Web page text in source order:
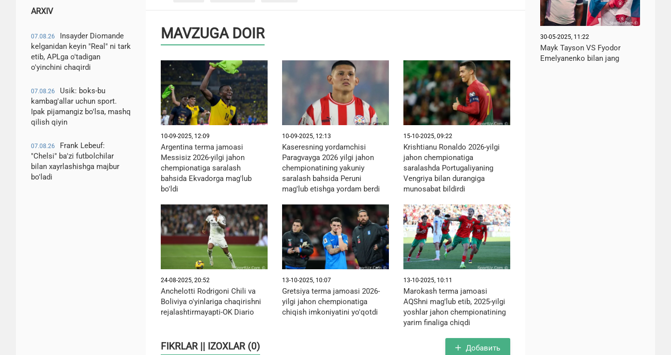
ARXIV
07.08.26
Insayder Diomande
kelganidan keyin "Real" ni tark
etib, APLga o'tadigan
o'yinchini chaqirdi
07.08.26
Usik: boks-bu
kambag'allar uchun sport.
Ipak pijamangiz bo'lsa, mashq
qilish qiyin
07.08.26
Frank Lebeuf:
"Chelsi" ba'zi futbolchilar
bilan xayrlashishga majbur
bo'ladi
MAVZUGA DOIR
10-09-2025, 12:09
Argentina terma jamoasi
Messisiz 2026-yilgi jahon
chempionatiga saralash
bahsida Ekvadorga mag'lub
bo'ldi
10-09-2025, 12:13
Kaseresning yordamchisi
Paragvayga 2026 yilgi jahon
chempionatining yakuniy
saralash bahsida Peruni
mag'lub etishga yordam berdi
15-10-2025, 09:22
Krishtianu Ronaldo 2026-yilgi
jahon chempionatiga
saralashda Portugaliyaning
Vengriya bilan durangiga
munosabat bildirdi
24-08-2025, 20:52
Anchelotti Rodrigoni Chili va
Boliviya o'yinlariga chaqirishni
rejalashtirmayapti-OK Diario
13-10-2025, 10:07
Gretsiya terma jamoasi 2026-
yilgi jahon chempionatiga
chiqish imkoniyatini yo'qotdi
13-10-2025, 10:11
Marokash terma jamoasi
AQShni mag'lub etib, 2025-yilgi
yoshlar jahon chempionatining
yarim finaliga chiqdi
FIKRLAR || IZOXLAR (0) Добавить
30-05-2025, 11:22
Mayk Tayson VS Fyodor
Emelyanenko bilan jang